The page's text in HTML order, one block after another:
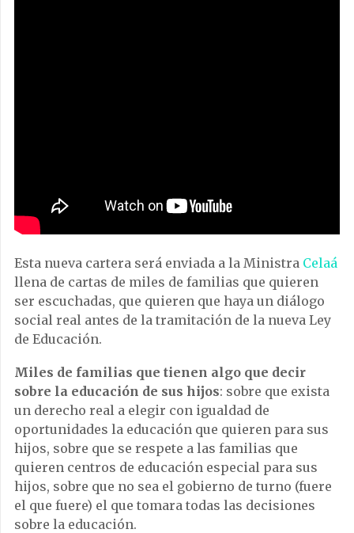
Esta nueva cartera será enviada a la Ministra Celaá
llena de cartas de miles de familias que quieren
ser escuchadas, que quieren que haya un diálogo
social real antes de la tramitación de la nueva Ley
de Educación.
Miles de familias que tienen algo que decir
sobre la educación de sus hijos: sobre que exista
un derecho real a elegir con igualdad de
oportunidades la educación que quieren para sus
hijos, sobre que se respete a las familias que
quieren centros de educación especial para sus
hijos, sobre que no sea el gobierno de turno (fuere
el que fuere) el que tomara todas las decisiones
sobre la educación.